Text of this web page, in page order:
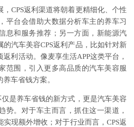
，CPS返利渠道将朝着更精细化、个性
平台会借助大数据分析车主的养车习
息和服务推荐；另一方面，新能源汽
汽车美容CPS返利产品，比如针对新
利活动。像麦享生活APP这类平台，
范围，引入更多高品质的汽车美容服
车省钱方案。
仅是养车省钱的新方式，更是汽车美容
势。对于车主而言，抓住这一渠道，
实现额外增收；对于行业而言，CPS返